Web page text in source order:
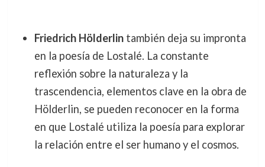
Friedrich Hölderlintambién deja su impronta
en la poesía de Lostalé. La constante
reflexión sobre la naturaleza y la
trascendencia, elementos clave en la obra de
Hölderlin, se pueden reconocer en la forma
en que Lostalé utiliza la poesía para explorar
la relación entre el ser humano y el cosmos.